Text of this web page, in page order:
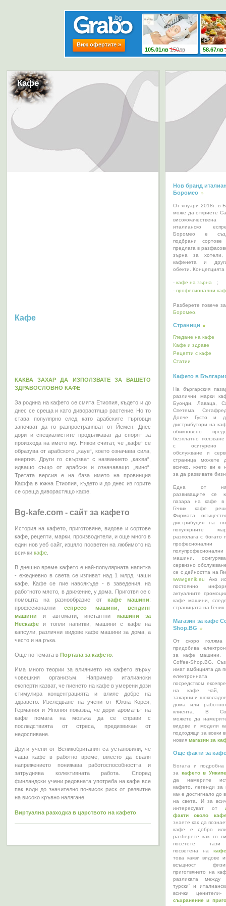
Кафе
Кафе
КАКВА ЗАХАР ДА ИЗПОЛЗВАТЕ ЗА ВАШЕТО
ЗДРАВОСЛОВНО КАФЕ
За родина на кафето се смята Етиопия, където и до
днес се среща и като диворастящо растение. Но то
става популярно след като арабските търговци
започват да го разпространяват от Йемен. Днес
дори и специалистите продължават да спорят за
произхода на името му. Някои считат, че „кафе“ се
образува от арабското „кауе“, което означава сила,
енергия. Други го свързват с названието „кахва“,
идващо също от арабски и означаващо „вино“.
Третата версия е на база името на провинция
Каффа в южна Етиопия, където и до днес из горите
се среща диворастящо кафе.
Bg-kafe.com - сайт за кафето
История на кафето, приготовяне, видове и сортове
кафе, рецепти, марки, производители, и още много в
един нов уеб сайт, изцяло посветен на любимото на
всички кафе
В днешно време кафето е най-популярната напитка
- ежедневно в света се изпиват над 1 млрд. чаши
кафе. Кафе се пие навсякъде - в заведения, на
работното място, в движение, у дома. Приготвя се с
помощта на разнообразие от кафе машини:
професионални еспресо машини
вендинг
машини и автомати, инстантни машини за
Нескафе и топли напитки, машини с кафе на
капсули, различни видове кафе машини за дома, а
често и на ръка.
Още по темата в Портала за кафето
Има много теории за влиянието на кафето върху
човешкия организъм. Например италиански
експерти казват, че пиенето на кафе в умерени дози
стимулира концентрацията и влияе добре на
здравето. Изследване на учени от Южна Корея,
Германия и Япония показва, че дори ароматът на
кафе помага на мозъка да се справи с
последствията от стреса, предизвикан от
недоспиване.
Други учени от Великобритания са установили, че
чаша кафе в работно време, вместо да сваля
напрежението понижава работоспособността и
затруднява колективната работа. Според
финландски учени редовната употреба на кафе все
пак води до значително по-висок риск от развитие
на високо кръвно налягане.
Виртуална разходка в царството на кафето
Нов бранд
Боромео
От януари 2018г. в
може да откриете
италианско
Боромео е
подбрани
предлага в
зърна за хотели,
кафенета и
обекти. Концепцията
- кафе на зърна
;
- професионални
Разберете повече
Боромео
Страници
Гледане на кафе
Кафе и здраве
Рецепти с кафе
Статии
Кафето в
На бъргарския
различни марки
Буонди, Лаваца,
Спетема,
Долче Густо и
дистрибутори на
обикновено
безплатно
с осигурено
обслужване и
страница можете
всичко, което ви е
за да развивате
Една от най-
развиващите се
пазара на кафе в
Геник кафе
Фирмата
дистрибуция на
популярните
разполага с богато
машини,
сервизно
се с дейността на
www.genik.eu Ако
постоянно
актуалните
кафе машини,
страницата на Геник.
Магазин за кафе
Shop.BG
От скоро голяма
придобива
за кафе машини,
Coffee-Shop.BG.
имат амбицията да
електронната
посредством
на кафе, чай,
захарни и
дома или
клиента. В
можете да
видове и модели
подходящи за всеки
новия магазин за
Още факти за
Богата и
за кафето в
да намерите
кафето, легенди за
как е достигнало до
на света. И за
интересуват от
факти около
знаете как да
кафе е добро
разберете как го
посетете тази
посветена на
това какви видове
всъщност
приготвянето на
разликата между
турски” и
всички
съхранение и